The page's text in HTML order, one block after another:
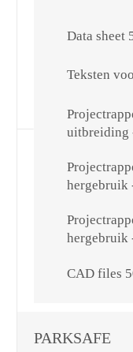
Data sheet
Teksten
uitbreiding
hergebruik
hergebruik
CAD files
PARKSAFE